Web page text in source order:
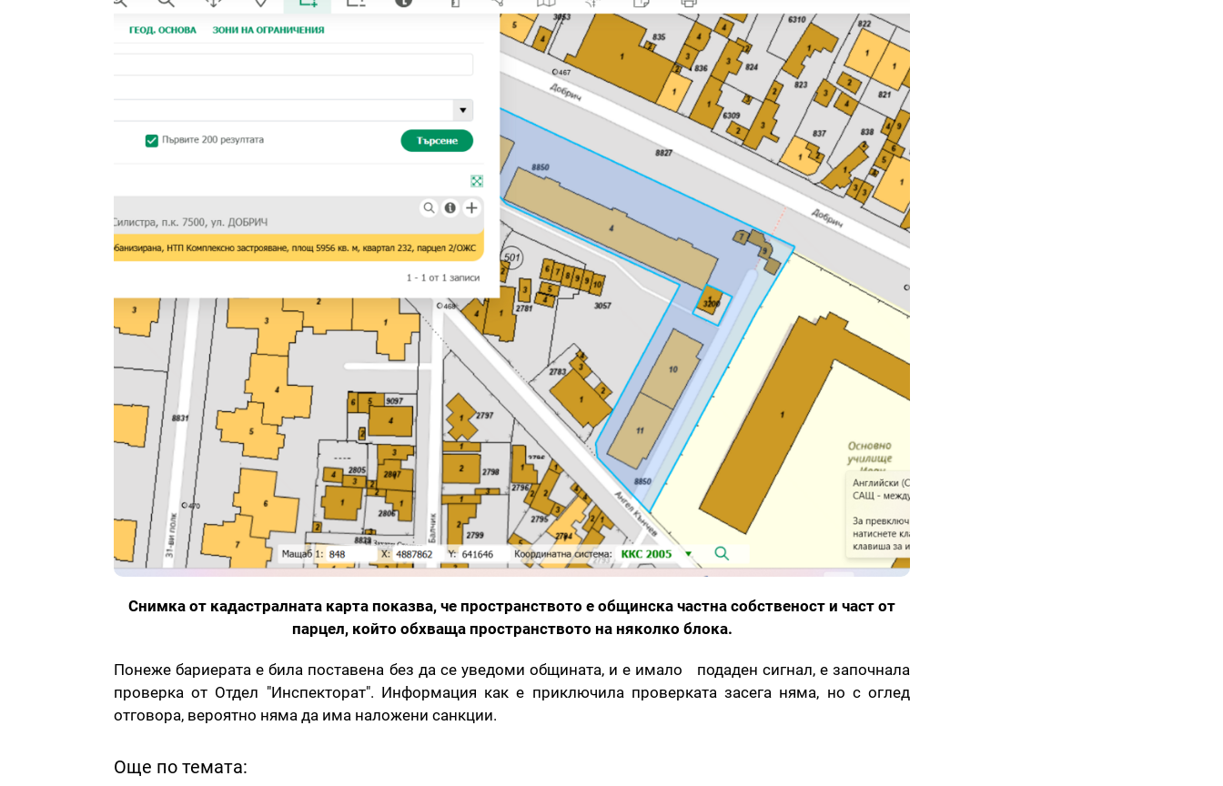
Снимка от кадастралната карта показва, че пространството е общинска частна собственост и част от
парцел, който обхваща пространството на няколко блока.
Понеже бариерата е била поставена без да се уведоми общината, и е имало подаден сигнал, е започнала
проверка от Отдел "Инспекторат". Информация как е приключила проверката засега няма, но с оглед
отговора, вероятно няма да има наложени санкции.
Още по темата: